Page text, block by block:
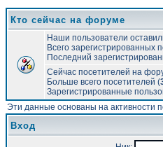
Кто сейчас на форуме
Наши пользователи
Всего зарегистрированных
Последний
Сейчас посетителей на
Больше всего посетителей (
Зарегистрированные
Эти данные основаны на активности
Вход